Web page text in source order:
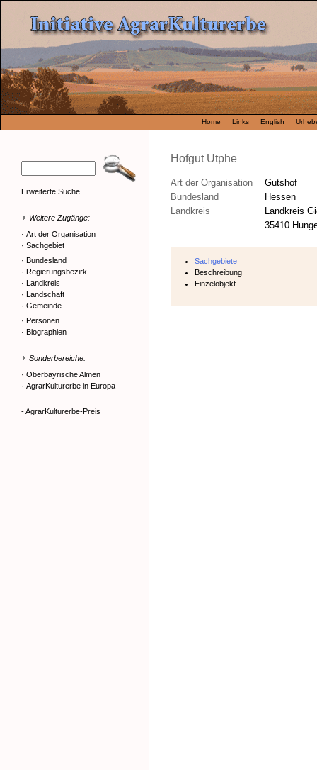
Home Links English
Erweiterte Suche
Weitere Zugänge:
· Art der Organisation
· Sachgebiet
· Bundesland
· Regierungsbezirk
· Landkreis
· Landschaft
· Gemeinde
· Personen
· Biographien
Sonderbereiche:
· Oberbayrische Almen
· AgrarKulturerbe in Europa
- AgrarKulturerbe-Preis
Hofgut Utphe
Art der Organisation
Gutshof
Bundesland
Hessen
Landkreis
Landkreis
35410
Sachgebiete
Beschreibung
Einzelobjekt